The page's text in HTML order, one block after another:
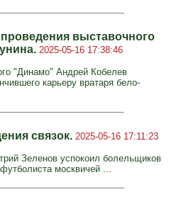
выставочного
2025-05-16 17:38:46
"Динамо" Андрей Кобелев
карьеру вратаря бело-
связок. 2025-05-16 17:11:23
Зеленов успокоил болельщиков
москвичей ...